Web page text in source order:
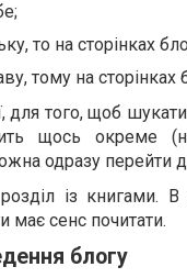
то на сторінках
тому на
для того, щоб
щось окреме
одразу перейти
із книгами.
має сенс почитати.
блогу